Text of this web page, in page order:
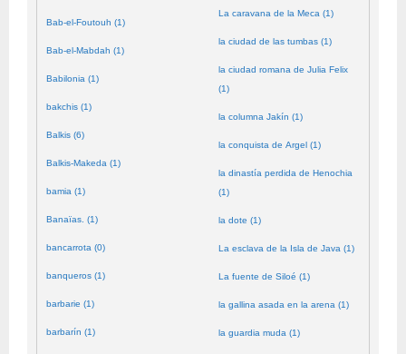
Bab-el-Foutouh (1)
Bab-el-Mabdah (1)
Babilonia (1)
bakchis (1)
Balkis (6)
Balkis-Makeda (1)
bamia (1)
Banaïas. (1)
bancarrota (0)
banqueros (1)
barbarie (1)
barbarín (1)
La caravana de la Meca (1)
la ciudad de las tumbas (1)
la ciudad romana de Julia Felix
(1)
la columna Jakín (1)
la conquista de Argel (1)
la dinastía perdida de Henochia
(1)
la dote (1)
La esclava de la Isla de Java (1)
La fuente de Siloé (1)
la gallina asada en la arena (1)
la guardia muda (1)